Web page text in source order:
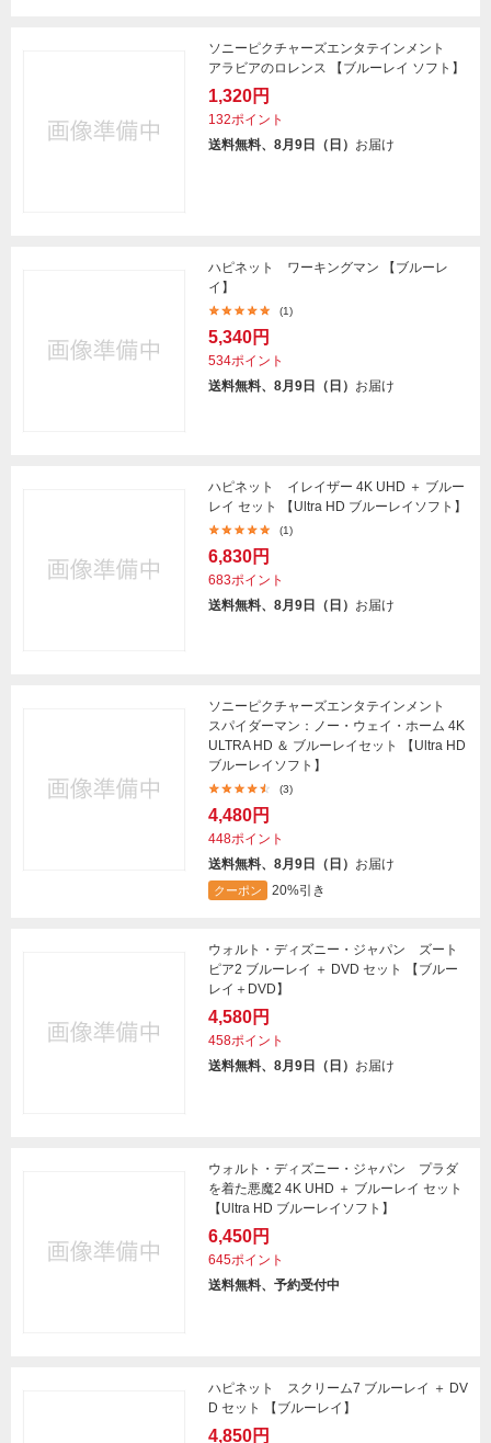
ソニーピクチャーズエンタテインメント
アラビアのロレンス 【ブルーレイ ソフト】
1,320円
132ポイント
送料無料、8月9日（日） お届け
ハピネット ワーキングマン 【ブルーレ
イ】
(1)
5,340円
534ポイント
送料無料、8月9日（日） お届け
ハピネット イレイザー 4K UHD ＋ ブルー
レイ セット 【Ultra HD ブルーレイソフト】
(1)
6,830円
683ポイント
送料無料、8月9日（日） お届け
ソニーピクチャーズエンタテインメント
スパイダーマン：ノー・ウェイ・ホーム 4K
ULTRA HD ＆ ブルーレイセット 【Ultra HD
ブルーレイソフト】
(3)
4,480円
448ポイント
送料無料、8月9日（日） お届け
クーポン 20%引き
ウォルト・ディズニー・ジャパン ズート
ピア2 ブルーレイ ＋ DVD セット 【ブルー
レイ＋DVD】
4,580円
458ポイント
送料無料、8月9日（日） お届け
ウォルト・ディズニー・ジャパン プラダ
を着た悪魔2 4K UHD ＋ ブルーレイ セット
【Ultra HD ブルーレイソフト】
6,450円
645ポイント
送料無料、予約受付中
ハピネット スクリーム7 ブルーレイ ＋ DV
D セット 【ブルーレイ】
4,850円